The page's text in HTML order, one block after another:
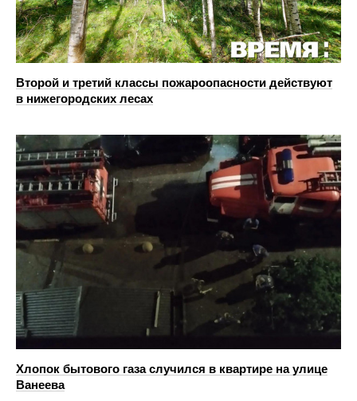
Второй и третий классы пожароопасности действуют
в нижегородских лесах
Хлопок бытового газа случился в квартире на улице
Ванеева